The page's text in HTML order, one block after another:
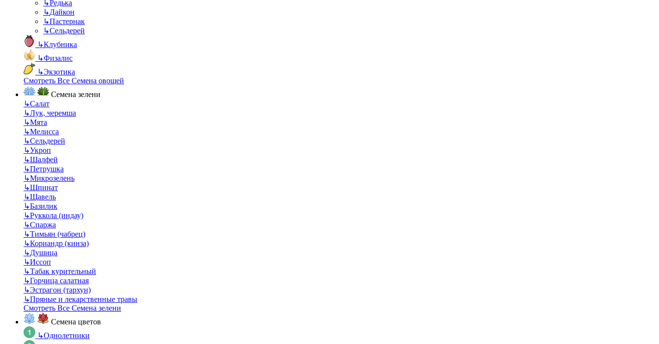
↳Редька
↳Дайкон
↳Пастернак
↳Сельдерей
↳Клубника
↳Физалис
↳Экзотика
Смотреть Все Семена овощей
Семена зелени
↳Салат
↳Лук, черемша
↳Мята
↳Мелисса
↳Сельдерей
↳Укроп
↳Шалфей
↳Петрушка
↳Микрозелень
↳Шпинат
↳Щавель
↳Базилик
↳Руккола (индау)
↳Спаржа
↳Тимьян (чабрец)
↳Кориандр (кинза)
↳Душица
↳Иссоп
↳Табак курительный
↳Горчица салатная
↳Эстрагон (тархун)
↳Пряные и лекарственные травы
Смотреть Все Семена зелени
Семена цветов
↳Однолетники